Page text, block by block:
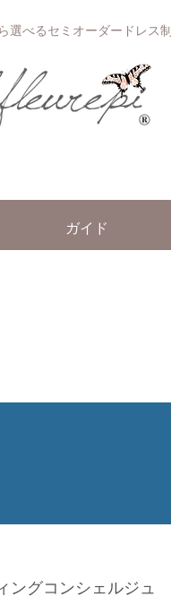
選べるセミオーダードレス
ガイド
ングコンシェルジュ